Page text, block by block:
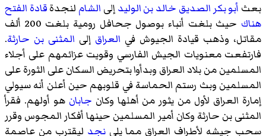
بعث أبو بكر الصديق خالد بن الوليدإلى الشام لنجدةقادة الفتح
هناك
حيث بلغت أنباء بوصول جحافل رومية بلغت 200 ألف
مقاتل، وذهب قيادة الجيوش في العراق إلى المثنى بن حارثة.
فارتفعت معنويات الجيش الفارسي وقويت عزائمهم على أجلاء
المسلمين من بلاد العراق وبدأوا بتحريض السكان على الثورة على
المسلمين وبث رستم الحماسة في قلوبهم حين أعلن أنه سيولي
إمارة العراق لأول من يثور من أهلها وكان جابان هو أولهم. فقرأ
المثنى بن حارثة وكان أمير المسلمين حينها أفكار المجوس وقرر
سحب جيشه لأطراف العراق مما يلينجد ليقترب من عاصمة